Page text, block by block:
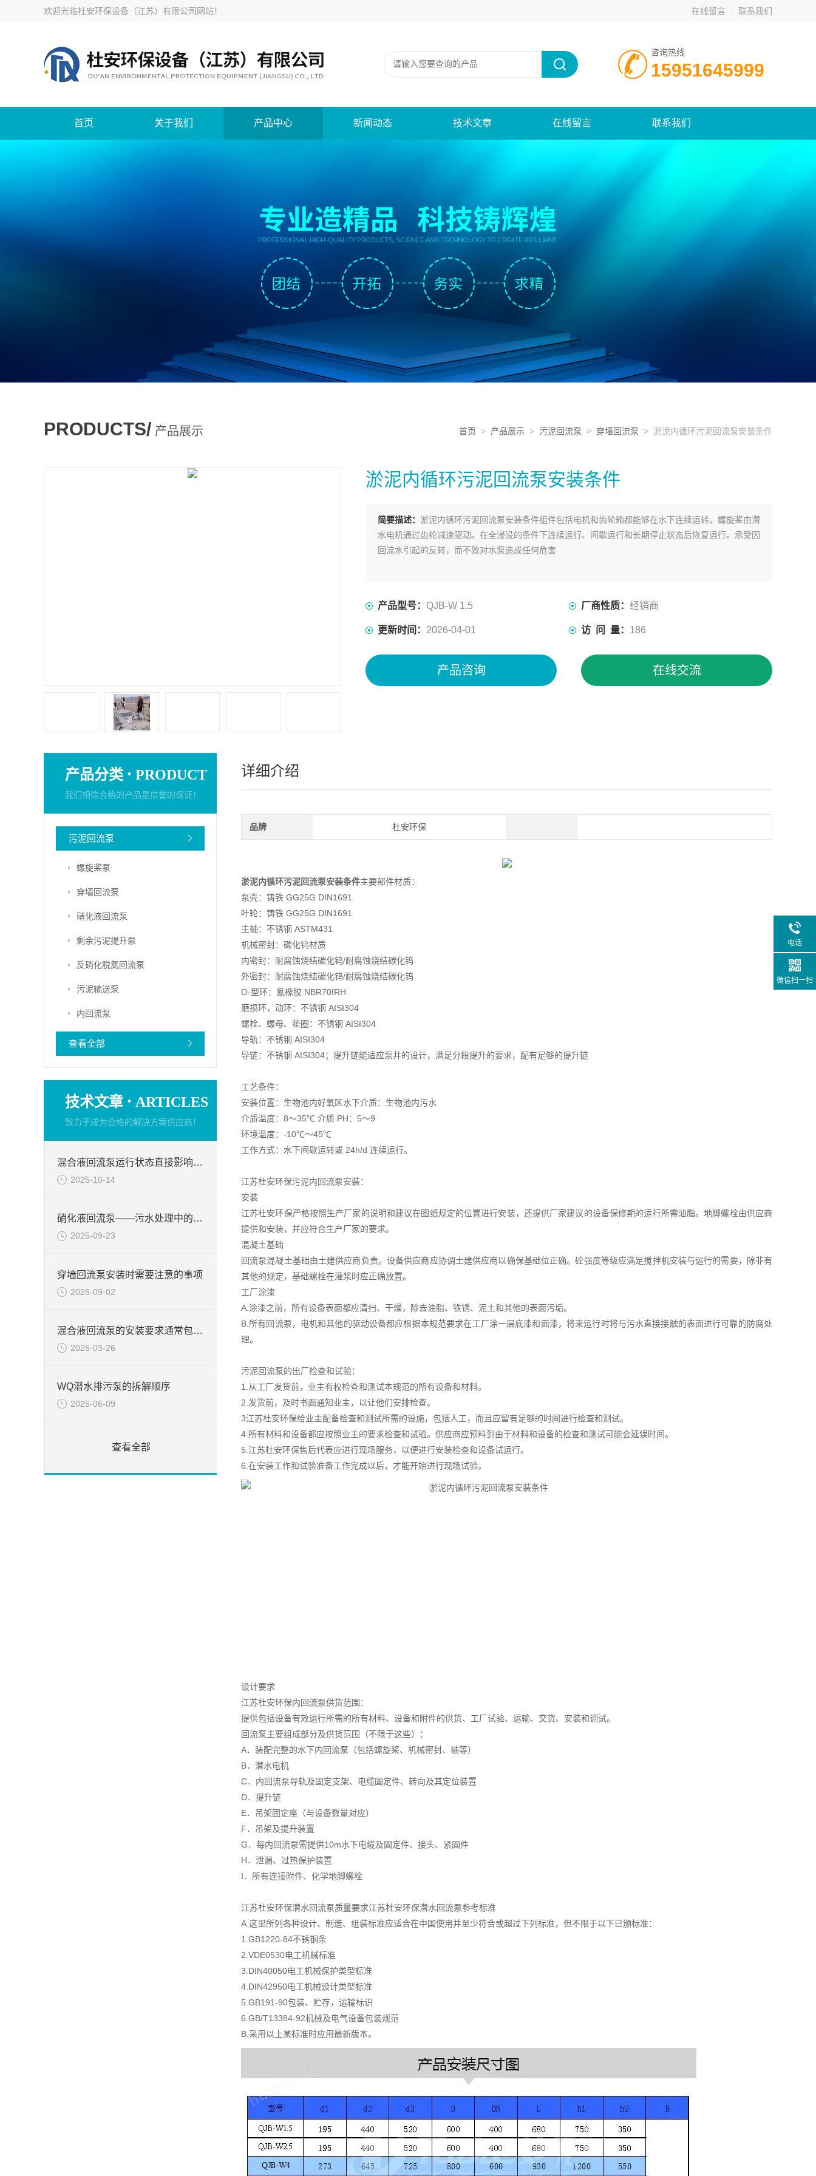
欢迎光临杜安环保设备（江苏）有限公司网站！ 在线留言 联系我们
咨询热线
15951645999
首页 关于我们 产品中心 新闻动态 技术文章 在线留言 联系我们
PRODUCTS/ 产品展示 首页 > 产品展示 > 污泥回流泵 > 穿墙回流泵 > 淤泥内循环污泥回流泵安装条件
淤泥内循环污泥回流泵安装条件
简要描述： 淤泥内循环污泥回流泵安装条件组件包括电机和齿轮箱都能够在水下连续运转。螺旋桨由潜
水电机通过齿轮减速驱动。在全浸没的条件下连续运行、间歇运行和长期停止状态后恢复运行。承受因
回流水引起的反转，而不致对水泵造成任何危害
产品型号： QJB-W 1.5 厂商性质： 经销商
更新时间： 2026-04-01 访 问 量： 186
产品咨询 在线交流
产品分类 · PRODUCT
我们相信合格的产品是信誉的保证！
污泥回流泵
螺旋桨泵
穿墙回流泵
硝化液回流泵
剩余污泥提升泵
反硝化脱氮回流泵
污泥输送泵
内回流泵
查看全部
技术文章 · ARTICLES
致力于成为合格的解决方案供应商！
混合液回流泵运行状态直接影响整个工艺流程的稳定性与效率
2025-10-14
硝化液回流泵——污水处理中的关键角色
2025-09-23
穿墙回流泵安装时需要注意的事项
2025-09-02
混合液回流泵的安装要求通常包括以下几个方面
2025-03-26
WQ潜水排污泵的拆解顺序
2025-06-09
查看全部
详细介绍
品牌 杜安环保
淤泥内循环污泥回流泵安装条件主要部件材质：
泵壳：铸铁 GG25G DIN1691
叶轮：铸铁 GG25G DIN1691
主轴：不锈钢 ASTM431
机械密封：碳化钨材质
内密封：耐腐蚀烧结碳化钨/耐腐蚀烧结碳化钨
外密封：耐腐蚀烧结碳化钨/耐腐蚀烧结碳化钨
O-型环：氰橡胶 NBR70IRH
磨损环，动环：不锈钢 AISI304
螺栓、螺母、垫圈：不锈钢 AISI304
导轨：不锈钢 AISI304
导链：不锈钢 AISI304；提升链能适应泵井的设计，满足分段提升的要求，配有足够的提升链
工艺条件：
安装位置：生物池内好氧区水下介质：生物池内污水
介质温度：8～35℃ 介质 PH：5～9
环境温度：-10℃～45℃
工作方式：水下间歇运转或 24h/d 连续运行。
江苏杜安环保污泥内回流泵安装：
安装
江苏杜安环保严格按照生产厂家的说明和建议在图纸规定的位置进行安装，还提供厂家建议的设备保修期的运行所需油脂。地脚螺栓由供应商
提供和安装，并应符合生产厂家的要求。
混凝土基础
回流泵混凝土基础由土建供应商负责。设备供应商应协调土建供应商以确保基础位正确。砼强度等级应满足搅拌机安装与运行的需要，除非有
其他的规定，基础螺栓在灌浆时应正确放置。
工厂涂漆
A.涂漆之前，所有设备表面都应清扫、干燥，除去油脂、铁锈、泥土和其他的表面污垢。
B.所有回流泵，电机和其他的驱动设备都应根据本规范要求在工厂涂一层底漆和面漆，将来运行时将与污水直接接触的表面进行可靠的防腐处
理。
污泥回流泵的出厂检查和试验：
1.从工厂发货前，业主有权检查和测试本规范的所有设备和材料。
2.发货前，及时书面通知业主，以让他们安排检查。
3江苏杜安环保给业主配备检查和测试所需的设施，包括人工，而且应留有足够的时间进行检查和测试。
4.所有材料和设备都应按照业主的要求检查和试验。供应商应预料到由于材料和设备的检查和测试可能会延误时间。
5.江苏杜安环保售后代表应进行现场服务，以便进行安装检查和设备试运行。
6.在安装工作和试验准备工作完成以后，才能开始进行现场试验。
设计要求
江苏杜安环保内回流泵供货范围：
提供包括设备有效运行所需的所有材料、设备和附件的供货、工厂试验、运输、交货、安装和调试。
回流泵主要组成部分及供货范围（不限于这些）：
A．装配完整的水下内回流泵（包括螺旋桨、机械密封、轴等）
B．潜水电机
C．内回流泵导轨及固定支架、电缆固定件、转向及其定位装置
D．提升链
E．吊架固定座（与设备数量对应）
F．吊架及提升装置
G．每内回流泵需提供10m水下电缆及固定件、接头、紧固件
H．泄漏、过热保护装置
I．所有连接附件、化学地脚螺栓
江苏杜安环保潜水回流泵质量要求江苏杜安环保潜水回流泵参考标准
A.这里所列各种设计、制造、组装标准应适合在中国使用并至少符合或超过下列标准，但不限于以下已颁标准：
1.GB1220-84不锈钢条
2.VDE0530电工机械标准
3.DIN40050电工机械保护类型标准
4.DIN42950电工机械设计类型标准
5.GB191-90包装、贮存，运输标识
6.GB/T13384-92机械及电气设备包装规范
B.采用以上某标准时应用最新版本。
电话
微信扫一扫